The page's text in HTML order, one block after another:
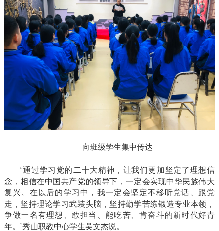
向班级学生集中传达
“通过学习党的二十大精神，让我们更加坚定了理想信
念，相信在中国共产党的领导下，一定会实现中华民族伟大
复兴。在以后的学习中，我一定会坚定不移听党话、跟党
走，坚持理论学习武装头脑，坚持勤学苦练锻造专业本领，
争做一名有理想、敢担当、能吃苦、肯奋斗的新时代好青
年。”秀山职教中心学生吴文杰说。